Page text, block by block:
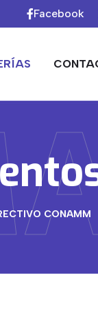
Facebook
CONAMM